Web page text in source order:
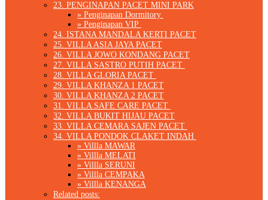
23. PENGINAPAN PACET MINI PARK
» Penginapan Dormitory
» Penginapan VIP
24. ISTANA MANDALA KERTI PACET
25. VILLA ASIA JAYA PACET
26. VILLA JOWO KONDANG PACET
27. VILLA SASTRO PUTIH PACET
28. VILLA GLORIA PACET
29. VILLA KHANZA 1 PACET
30. VILLA KHANZA 2 PACET
31. VILLA SAFE CARE PACET
32. VILLA BUKIT HIJAU PACET
33. VILLA CEMARA SAJEN PACET
34. VILLA PONDOK CLAKET INDAH
» Villla MAWAR
» Villla MELATI
» Villla SERUNI
» Villla CEMPAKA
» Villla KENANGA
Related posts: